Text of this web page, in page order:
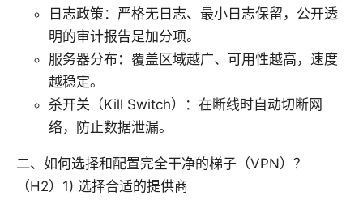
日志政策：严格无日志、最小日志保留，公开透
明的审计报告是加分项。
服务器分布：覆盖区域越广、可用性越高，速度
越稳定。
杀开关（Kill Switch）：在断线时自动切断网
络，防止数据泄漏。
二、如何选择和配置完全干净的梯子（VPN）？
（H2）1) 选择合适的提供商